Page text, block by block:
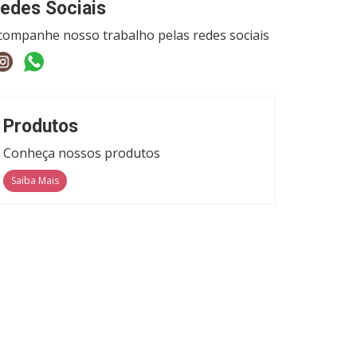
Sociais
nosso trabalho pelas redes sociais
Produtos
Conheça nossos produtos
Saiba Mais